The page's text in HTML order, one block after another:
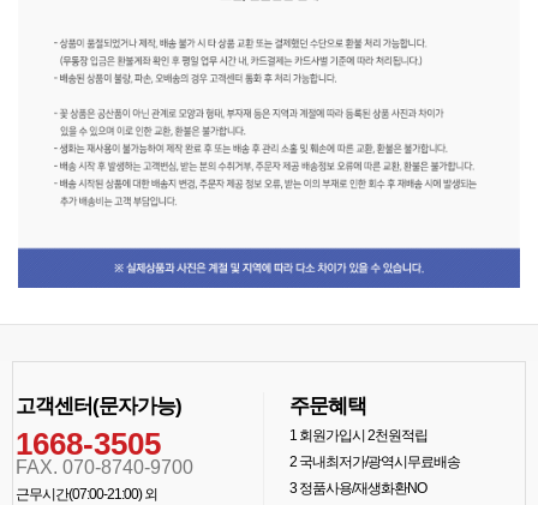
고객센터(문자가능)
1668-3505
FAX. 070-8740-9700
근무시간(07:00-21:00) 외
주문혜택
1회원가입시 2천원적립
2국내최저가/광역시무료배송
3정품사용/재생화환NO